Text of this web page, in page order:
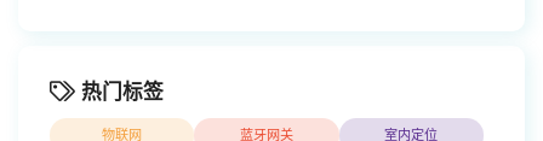
热门标签
物联网 蓝牙网关 室内定位